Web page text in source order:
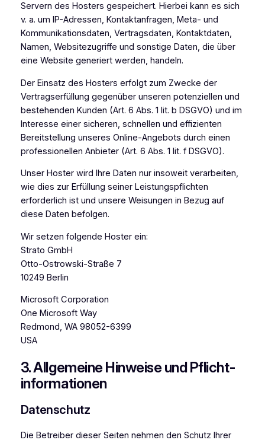
Servern des Hosters gespeichert. Hierbei kann es sich
v. a. um IP-Adressen, Kontaktanfragen, Meta- und
Kommunikationsdaten, Vertragsdaten, Kontaktdaten,
Namen, Websitezugriffe und sonstige Daten, die über
eine Website generiert werden, handeln.
Der Einsatz des Hosters erfolgt zum Zwecke der
Vertragserfüllung gegenüber unseren potenziellen und
bestehenden Kunden (Art. 6 Abs. 1 lit. b DSGVO) und im
Interesse einer sicheren, schnellen und effizienten
Bereitstellung unseres Online-Angebots durch einen
professionellen Anbieter (Art. 6 Abs. 1 lit. f DSGVO).
Unser Hoster wird Ihre Daten nur insoweit verarbeiten,
wie dies zur Erfüllung seiner Leistungspflichten
erforderlich ist und unsere Weisungen in Bezug auf
diese Daten befolgen.
Wir setzen folgende Hoster ein:
Strato GmbH
Otto-Ostrowski-Straße 7
10249 Berlin
Microsoft Corporation
One Microsoft Way
Redmond, WA 98052-6399
USA
3. Allgemeine Hinweise und Pflicht­
informationen
Datenschutz
Die Betreiber dieser Seiten nehmen den Schutz Ihrer